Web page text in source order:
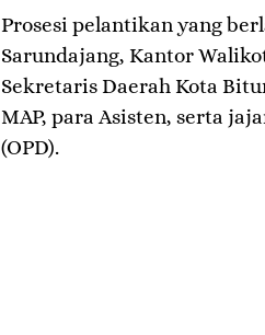
​Prosesi pelantikan yang
Sarundajang, Kantor
Sekretaris Daerah Kota
MAP, para Asisten, serta
(OPD).